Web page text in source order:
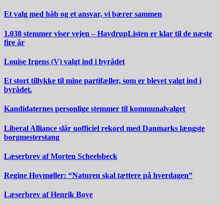
Et valg med håb og et ansvar, vi bærer sammen
1.038 stemmer viser vejen – HavdrupListen er klar til de næste
fire år
Louise Irgens (V) valgt ind i byrådet
Et stort tillykke til mine partifæller, som er blevet valgt ind i
byrådet.
Kandidaternes personlige stemmer til kommunalvalget
Liberal Alliance slår uofficiel rekord med Danmarks længste
borgmesterstang
Læserbrev af Morten Scheelsbeck
Regine Hovmøller: “Naturen skal tættere på hverdagen”
Læserbrev af Henrik Boye